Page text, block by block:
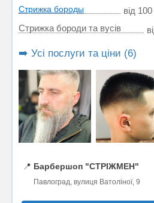
Стрижка бороды
від
Стрижка бороди та вусів
➡️ Усі послуги та ціни (6)
📍 Барбершоп "СТРІЖМЕН"
Павлоград, вулиця Ватоліної, 9